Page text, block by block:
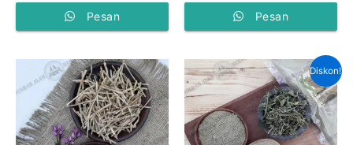
Pesan Pesan
Diskon!
Harga
aslinya
adalah:
Rp100,000.00.
Harga
saat
ini